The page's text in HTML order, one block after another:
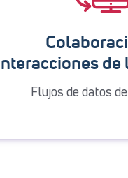
Interacciones
Flujos de datos